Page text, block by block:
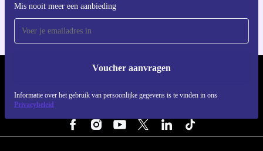
Mis nooit meer een aanbieding
Voucher aanvragen
Informatie over het gebruik van persoonlijke gegevens is te vinden in ons
Privacybeleid